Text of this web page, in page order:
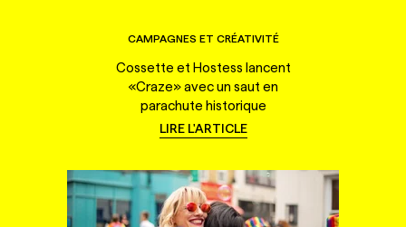
CAMPAGNES ET CRÉATIVITÉ
Cossette et Hostess lancent
«Craze» avec un saut en
parachute historique
LIRE L'ARTICLE